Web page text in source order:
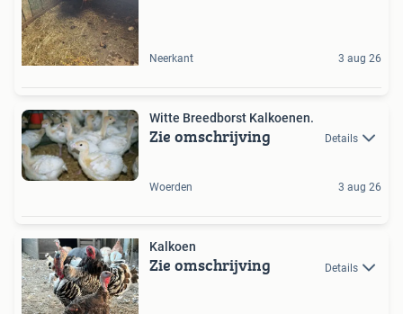
Neerkant 3 aug 26
Witte Breedborst Kalkoenen.
Zie omschrijving Details
Woerden 3 aug 26
Kalkoen
Zie omschrijving Details